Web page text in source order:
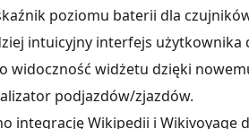
poziomu baterii dla
intuicyjny interfejs
widoczność widżetu dzięki
podjazdów/zjazdów.
integrację Wikipedii i Wikivoyage